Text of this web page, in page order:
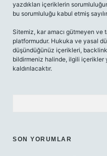
yazdıkları içeriklerin
bu sorumluluğu kabul etmiş
Sitemiz, kar amacı gütmeyen ve
platformudur. Hukuka ve yasal
düşündüğünüz içerikleri,
bildirmeniz halinde, ilgili içerikler
kaldırılacaktır.
SON YORUMLAR